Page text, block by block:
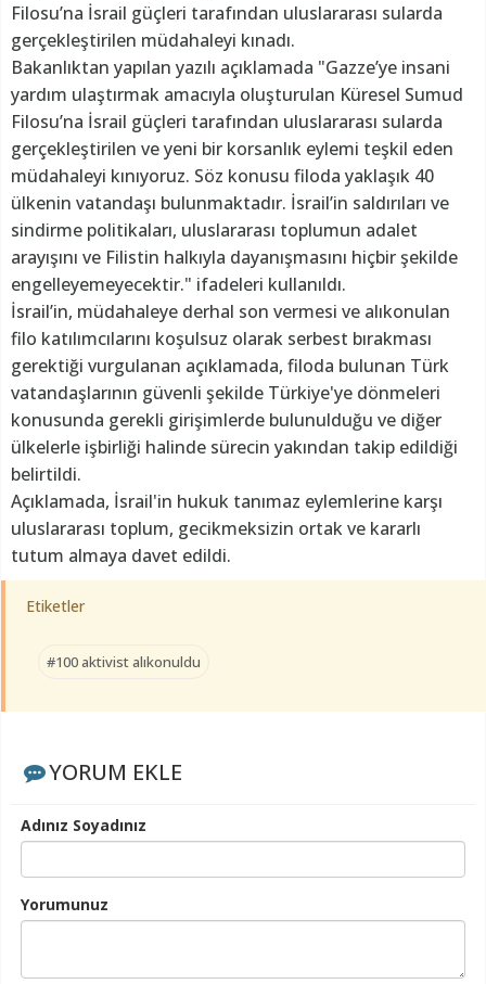
Filosu’na İsrail güçleri tarafından uluslararası sularda
gerçekleştirilen müdahaleyi kınadı.
Bakanlıktan yapılan yazılı açıklamada "Gazze’ye insani
yardım ulaştırmak amacıyla oluşturulan Küresel Sumud
Filosu’na İsrail güçleri tarafından uluslararası sularda
gerçekleştirilen ve yeni bir korsanlık eylemi teşkil eden
müdahaleyi kınıyoruz. Söz konusu filoda yaklaşık 40
ülkenin vatandaşı bulunmaktadır. İsrail’in saldırıları ve
sindirme politikaları, uluslararası toplumun adalet
arayışını ve Filistin halkıyla dayanışmasını hiçbir şekilde
engelleyemeyecektir." ifadeleri kullanıldı.
İsrail’in, müdahaleye derhal son vermesi ve alıkonulan
filo katılımcılarını koşulsuz olarak serbest bırakması
gerektiği vurgulanan açıklamada, filoda bulunan Türk
vatandaşlarının güvenli şekilde Türkiye'ye dönmeleri
konusunda gerekli girişimlerde bulunulduğu ve diğer
ülkelerle işbirliği halinde sürecin yakından takip edildiği
belirtildi.
Açıklamada, İsrail'in hukuk tanımaz eylemlerine karşı
uluslararası toplum, gecikmeksizin ortak ve kararlı
tutum almaya davet edildi.
Etiketler
#100 aktivist alıkonuldu
YORUM EKLE
Adınız Soyadınız
Yorumunuz